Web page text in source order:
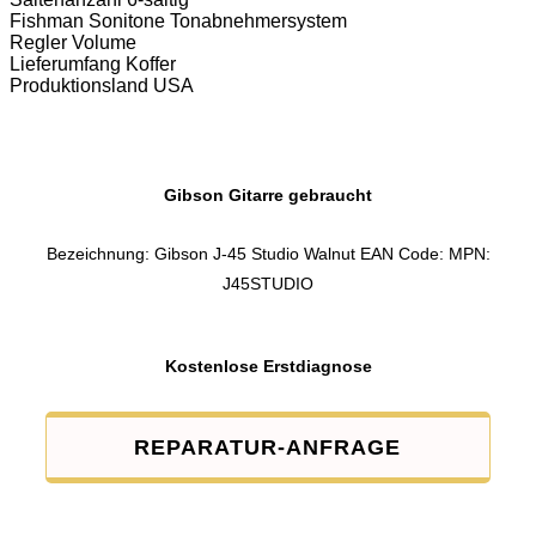
Fishman Sonitone Tonabnehmersystem
Regler Volume
Lieferumfang Koffer
Produktionsland USA
Gibson Gitarre gebraucht
Bezeichnung: Gibson J-45 Studio Walnut EAN Code: MPN:
J45STUDIO
Kostenlose Erstdiagnose
REPARATUR-ANFRAGE